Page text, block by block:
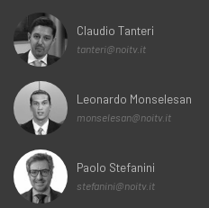
Claudio Tanteri
tanteri@noitv.it
Leonardo Monselesan
monselesan@noitv.it
Paolo Stefanini
stefanini@noitv.it